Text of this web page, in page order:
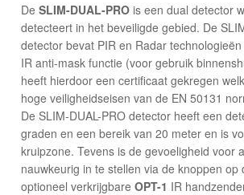
De SLIM-DUAL-PRO is een dual detector
detecteert in het beveiligde gebied. De
detector bevat PIR en Radar
IR anti-mask functie (voor gebruik
heeft hierdoor een certificaat gekregen
hoge veiligheidseisen van de EN 50131
De SLIM-DUAL-PRO detector heeft een
graden en een bereik van 20 meter en is
kruipzone. Tevens is de gevoeligheid voor
nauwkeurig in te stellen via de knoppen op
optioneel verkrijgbare OPT-1 IR